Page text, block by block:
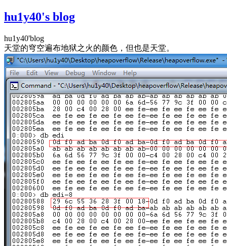
hu1y40's blog
hu1y40'blog
天堂的穹空遍布地狱之火的颜色，但也是天堂。